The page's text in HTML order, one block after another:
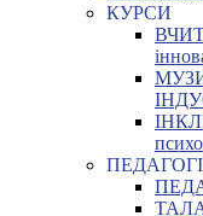
КУРСИ